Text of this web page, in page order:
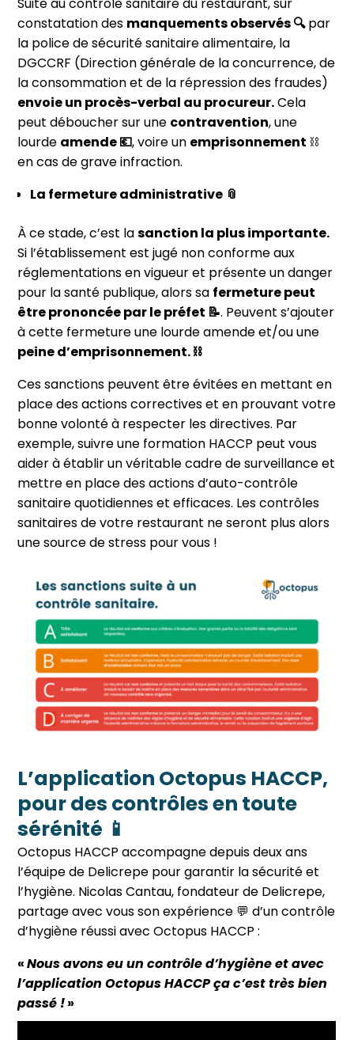
constatation des manquements observés 🔍par
la police de sécurité sanitaire alimentaire, la
DGCCRF (Direction générale de la concurrence, de
la consommation et de la répression des fraudes)
envoie un procès-verbal au procureur.Cela
peut déboucher sur une contravention, une
lourde amende 💶, voire un emprisonnement ⛓
en cas de grave infraction.
La fermeture administrative 📎
À ce stade, c’est lasanction la plus importante.
Si l’établissement est jugé non conforme aux
réglementations en vigueur et présente un danger
pour la santé publique, alors sa fermeture peut
être prononcée par le préfet 📝. Peuvent s’ajouter
à cette fermeture une lourde amende et/ou une
peine d’emprisonnement. ⛓
Ces sanctions peuvent être évitées en mettant en
place des actions correctives et en prouvant votre
bonne volonté à respecter les directives. Par
exemple, suivre une formation HACCP peut vous
aider à établir un véritable cadre de surveillance et
mettre en place des actions d’auto-contrôle
sanitaire quotidiennes et efficaces. Les contrôles
sanitaires de votre restaurant ne seront plus alors
une source de stress pour vous !
L’application Octopus HACCP,
pour des contrôles en toute
sérénité 📱
Octopus HACCP accompagne depuis deux ans
l’équipe de Delicrepe pour garantir la sécurité et
l’hygiène. Nicolas Cantau, fondateur de Delicrepe,
partage avec vous son expérience 💬 d’un contrôle
d’hygiène réussi avec Octopus HACCP :
«Nous avons eu un contrôle d’hygiène et avec
l’application Octopus HACCP ça c’est très bien
passé !»